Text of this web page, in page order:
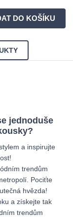
jednoduše
a inspirujte
trendům
Pociťte
hvězda!
a získejte tak
trendům